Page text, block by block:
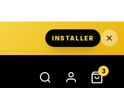
INSTALLER
3